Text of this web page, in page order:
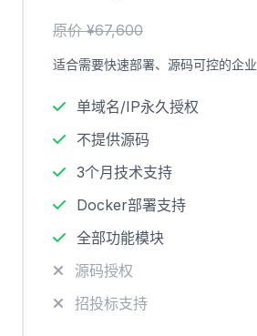
原价 ¥67,600
适合需要快速部署、源码可控的企业
单域名/IP永久授权
不提供源码
3个月技术支持
Docker部署支持
全部功能模块
源码授权
招投标支持